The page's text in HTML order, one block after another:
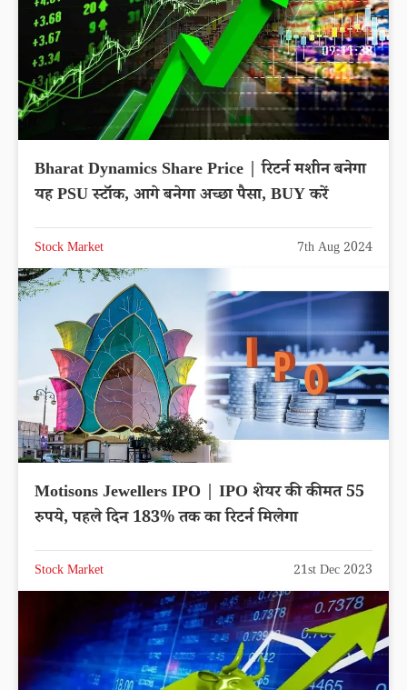
Bharat Dynamics Share Price | रिटर्न मशीन बनेगा
यह PSU स्टॉक, आगे बनेगा अच्छा पैसा, BUY करें
Stock Market 7th Aug 2024
Motisons Jewellers IPO | IPO शेयर की कीमत 55
रुपये, पहले दिन 183% तक का रिटर्न मिलेगा
Stock Market 21st Dec 2023